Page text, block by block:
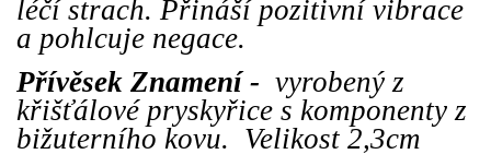
léčí strach. Přináší pozitivní vibrace
a pohlcuje negace.
Přívěsek Znamení - vyrobený z
křišťálové pryskyřice s komponenty z
bižuterního kovu. Velikost 2,3cm